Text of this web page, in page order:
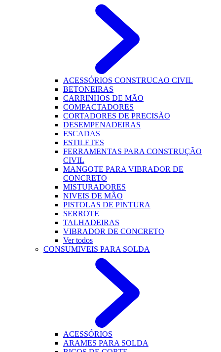
ACESSÓRIOS CONSTRUCAO CIVIL
BETONEIRAS
CARRINHOS DE MÃO
COMPACTADORES
CORTADORES DE PRECISÃO
DESEMPENADEIRAS
ESCADAS
ESTILETES
FERRAMENTAS PARA CONSTRUÇÃO
CIVIL
MANGOTE PARA VIBRADOR DE
CONCRETO
MISTURADORES
NIVEIS DE MÃO
PISTOLAS DE PINTURA
SERROTE
TALHADEIRAS
VIBRADOR DE CONCRETO
Ver todos
CONSUMIVEIS PARA SOLDA
ACESSÓRIOS
ARAMES PARA SOLDA